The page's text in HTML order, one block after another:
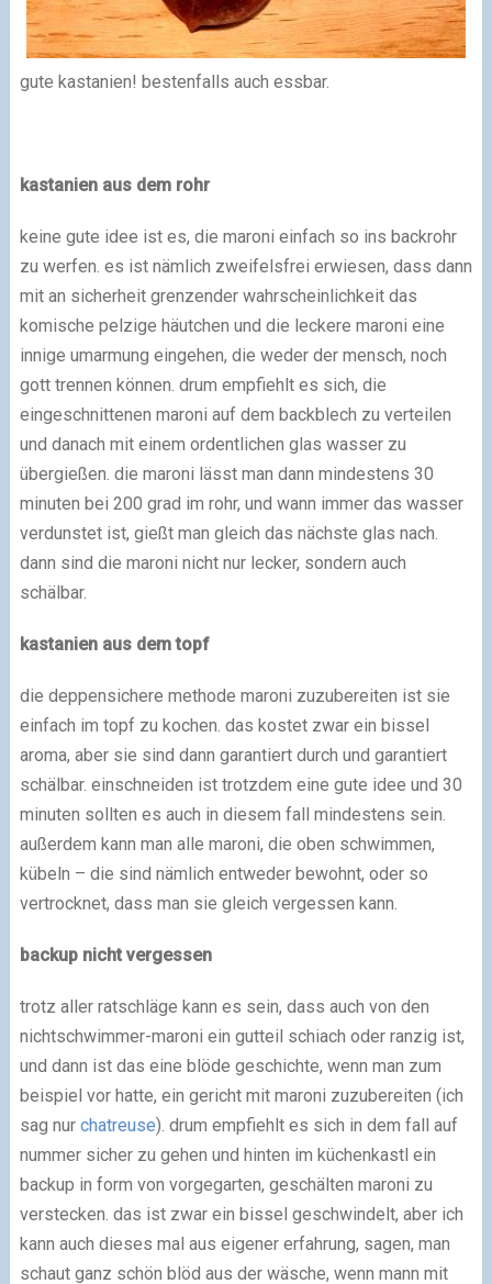
gute kastanien! bestenfalls auch essbar.
kastanien aus dem rohr
keine gute idee ist es, die maroni einfach so ins backrohr
zu werfen. es ist nämlich zweifelsfrei erwiesen, dass dann
mit an sicherheit grenzender wahrscheinlichkeit das
komische pelzige häutchen und die leckere maroni eine
innige umarmung eingehen, die weder der mensch, noch
gott trennen können. drum empfiehlt es sich, die
eingeschnittenen maroni auf dem backblech zu verteilen
und danach mit einem ordentlichen glas wasser zu
übergießen. die maroni lässt man dann mindestens 30
minuten bei 200 grad im rohr, und wann immer das wasser
verdunstet ist, gießt man gleich das nächste glas nach.
dann sind die maroni nicht nur lecker, sondern auch
schälbar.
kastanien aus dem topf
die deppensichere methode maroni zuzubereiten ist sie
einfach im topf zu kochen. das kostet zwar ein bissel
aroma, aber sie sind dann garantiert durch und garantiert
schälbar. einschneiden ist trotzdem eine gute idee und 30
minuten sollten es auch in diesem fall mindestens sein.
außerdem kann man alle maroni, die oben schwimmen,
kübeln – die sind nämlich entweder bewohnt, oder so
vertrocknet, dass man sie gleich vergessen kann.
backup nicht vergessen
trotz aller ratschläge kann es sein, dass auch von den
nichtschwimmer-maroni ein gutteil schiach oder ranzig ist,
und dann ist das eine blöde geschichte, wenn man zum
beispiel vor hatte, ein gericht mit maroni zuzubereiten (ich
sag nur chatreuse). drum empfiehlt es sich in dem fall auf
nummer sicher zu gehen und hinten im küchenkastl ein
backup in form von vorgegarten, geschälten maroni zu
verstecken. das ist zwar ein bissel geschwindelt, aber ich
kann auch dieses mal aus eigener erfahrung, sagen, man
schaut ganz schön blöd aus der wäsche, wenn mann mit